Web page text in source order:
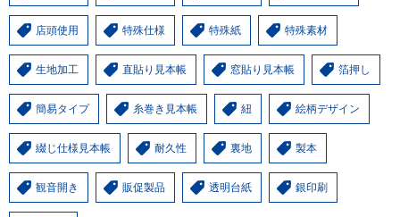
店頭使用 特殊仕様 特殊紙 特殊素材
生地加工 直貼り見本帳 窓貼り見本帳 箔押し
簡易タイプ 糸巻き見本帳 紐 絵柄デザイン
綴じ仕様見本帳 耐久性 裏地 製本
観音開き 販促製品 透明台紙 銀印刷